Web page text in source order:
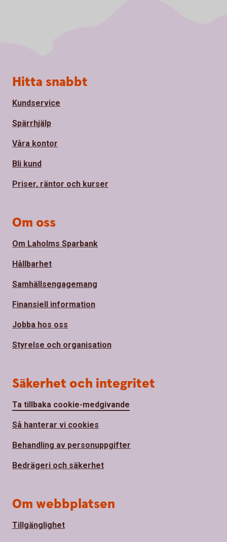
Sidfot
Hitta snabbt
Kundservice
Spärrhjälp
Våra kontor
Bli kund
Priser, räntor och kurser
Om oss
Om Laholms Sparbank
Hållbarhet
Samhällsengagemang
Finansiell information
Jobba hos oss
Styrelse och organisation
Säkerhet och integritet
Ta tillbaka cookie-medgivande
Så hanterar vi cookies
Behandling av personuppgifter
Bedrägeri och säkerhet
Om webbplatsen
Tillgänglighet